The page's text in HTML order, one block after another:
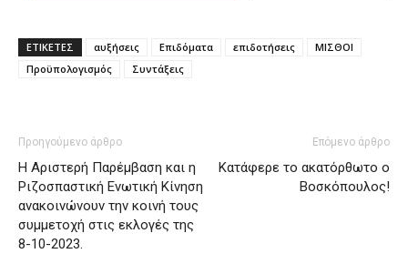
ΕΤΙΚΕΤΕΣ αυξήσεις Επιδόματα επιδοτήσεις
ΜΙΣΘΟΙ
Προϋπολογισμός
Συντάξεις
Προηγούμενο άρθρο
Η Αριστερή Παρέμβαση και η
Ριζοσπαστική Ενωτική Κίνηση
ανακοινώνουν την κοινή τους
συμμετοχή στις εκλογές της
8-10-2023.
Επόμενο άρθρο
Κατάφερε το ακατόρθωτο ο
Βοσκόπουλος!